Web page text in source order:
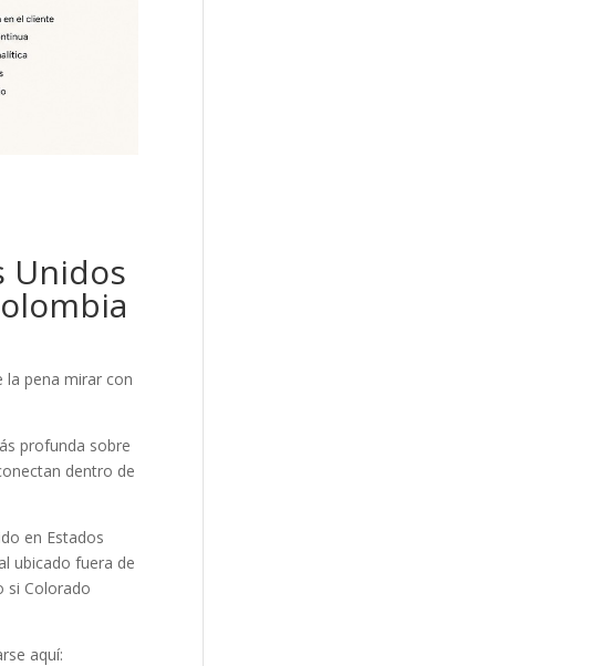
Unidos
la pena mirar con
profunda sobre
dentro de
en Estados
ubicado fuera de
si Colorado
aquí: